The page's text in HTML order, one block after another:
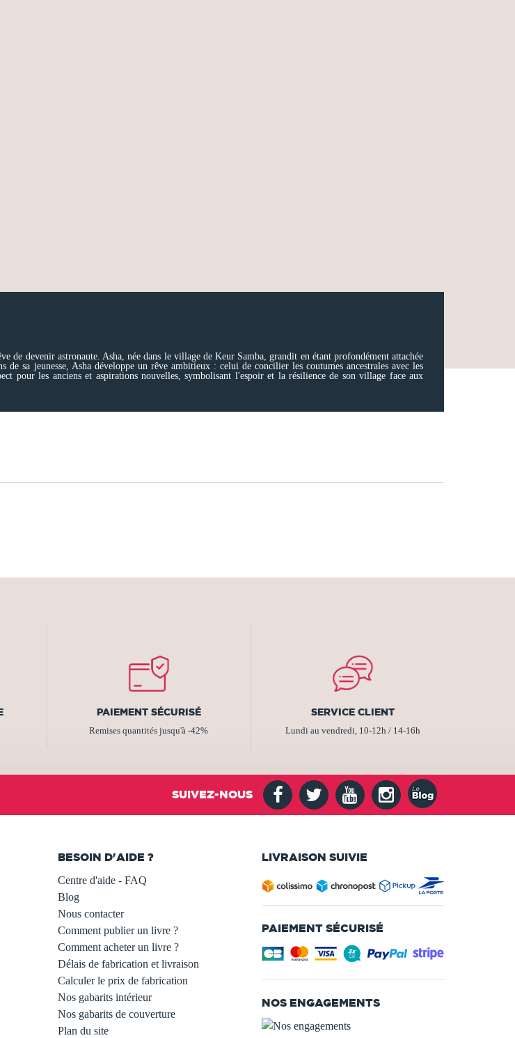
devenir astronaute. Asha, née dans le village de Keur Samba, grandit en étant profondément attachée
sa jeunesse, Asha développe un rêve ambitieux : celui de concilier les coutumes ancestrales avec les
pour les anciens et aspirations nouvelles, symbolisant l'espoir et la résilience de son village face aux
PAIEMENT SÉCURISÉ
Remises quantités jusqu'à -42%
SERVICE CLIENT
Lundi au vendredi, 10-12h / 14-16h
SUIVEZ-NOUS
BESOIN D'AIDE ?
Centre d'aide - FAQ
Blog
Nous contacter
Comment publier un livre ?
Comment acheter un livre ?
Délais de fabrication et livraison
Calculer le prix de fabrication
Nos gabarits intérieur
Nos gabarits de couverture
Plan du site
LIVRAISON SUIVIE
PAIEMENT SÉCURISÉ
NOS ENGAGEMENTS